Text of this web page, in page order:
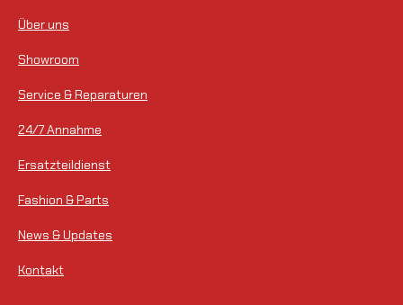
Über uns
Showroom
Service & Reparaturen
24/7 Annahme
Ersatzteildienst
Fashion & Parts
News & Updates
Kontakt